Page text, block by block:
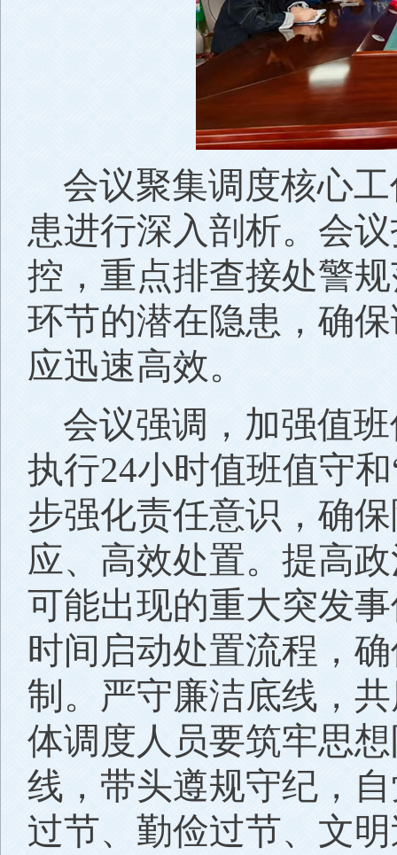
会议聚集调度核心
患进行深入剖析。会
控，重点排查接处警
环节的潜在隐患，确
应迅速高效。
会议强调，加强值
执行24小时值班值守
步强化责任意识，确
应、高效处置。提高
可能出现的重大突发
时间启动处置流程，
制。严守廉洁底线，
体调度人员要筑牢思
线，带头遵规守纪，
过节、勤俭过节、文